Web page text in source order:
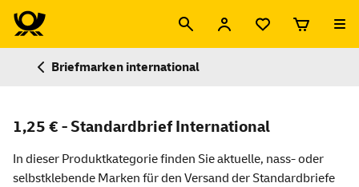
Briefmarken international
1,25 € - Standardbrief International
In dieser Produktkategorie finden Sie aktuelle, nass- oder
selbstklebende Marken für den Versand der Standardbriefe